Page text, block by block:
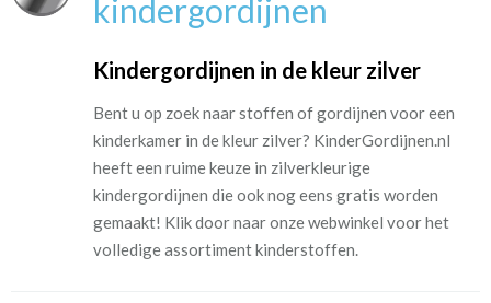
kindergordijnen
Kindergordijnen in de kleur zilver
Bent u op zoek naar stoffen of gordijnen voor een
kinderkamer in de kleur zilver? KinderGordijnen.nl
heeft een ruime keuze in zilverkleurige
kindergordijnen die ook nog eens gratis worden
gemaakt! Klik door naar onze webwinkel voor het
volledige assortiment kinderstoffen.